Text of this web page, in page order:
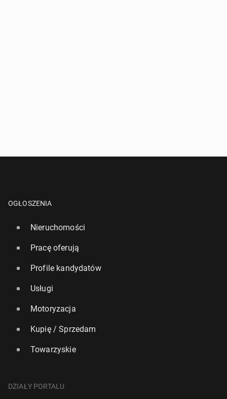
OGŁOSZENIA
Nieruchomości
Pracę oferują
Profile kandydatów
Usługi
Motoryzacja
Kupię / Sprzedam
Towarzyskie
DZIAŁY PORTALU